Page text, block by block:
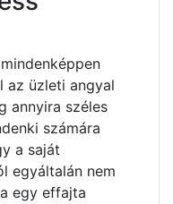
az üzleti angyal
annyira széles
számára
a saját
egyáltalán nem
egy effajta